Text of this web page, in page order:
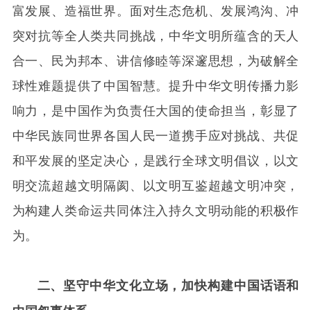
富发展、造福世界。面对生态危机、发展鸿沟、冲
突对抗等全人类共同挑战，中华文明所蕴含的天人
合一、民为邦本、讲信修睦等深邃思想，为破解全
球性难题提供了中国智慧。提升中华文明传播力影
响力，是中国作为负责任大国的使命担当，彰显了
中华民族同世界各国人民一道携手应对挑战、共促
和平发展的坚定决心，是践行全球文明倡议，以文
明交流超越文明隔阂、以文明互鉴超越文明冲突，
为构建人类命运共同体注入持久文明动能的积极作
为。
二、坚守中华文化立场，加快构建中国话语和